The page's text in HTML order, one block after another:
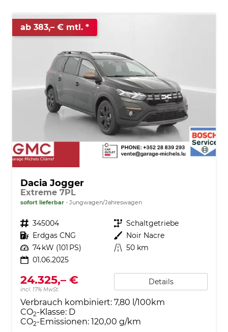
ab 383,– € mtl.
Dacia Jogger
Extreme 7PL
sofort lieferbar Jungwagen/Jahreswagen
Fahrzeugnr. 345004 Getriebe Schaltgetriebe
Kraftstoff Erdgas CNG Außenfarbe Noir Nacre
Leistung 74 kW (101 PS) Kilometerstand 50 km
01.06.2025
24.325,– €
incl. 17% MwSt.
Details
Verbrauch kombiniert: 7,80 l/100km
CO2-Klasse: D
CO2-Emissionen: 120,00 g/km